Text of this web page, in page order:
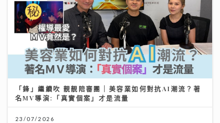
「鋒」繼續吹 靚靚陪審團 | 美容業如何對抗AI潮流？著
名MV導演:「真實個案」才是流量
23/07/2026